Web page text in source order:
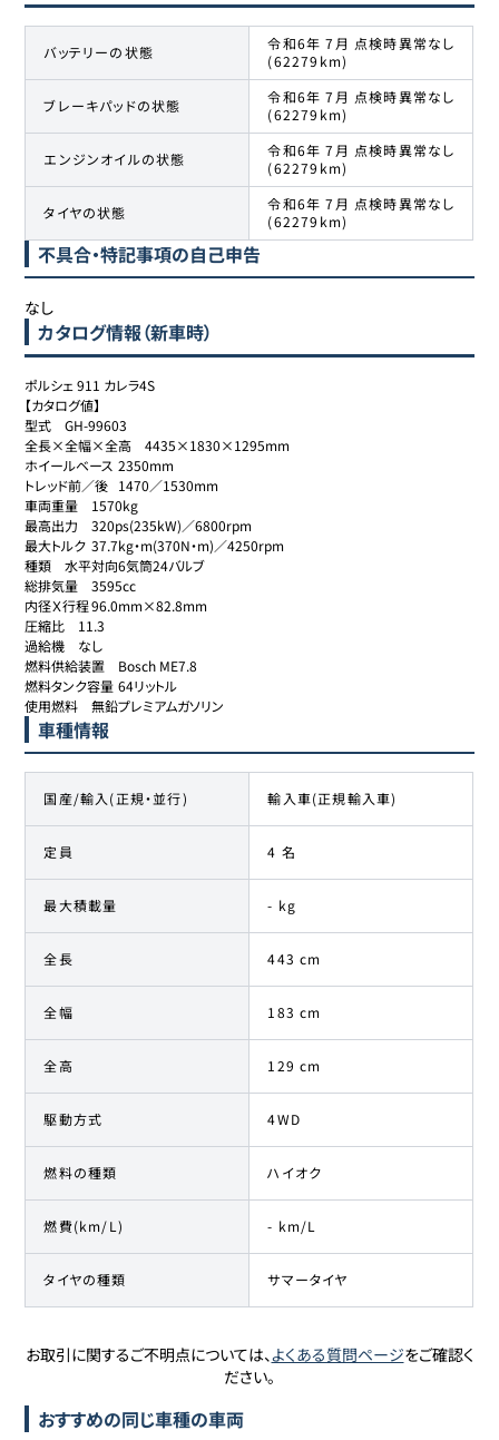
バッテリーの状態
令和6年 7月 点検時異常なし
(62279km)
ブレーキパッドの状態
令和6年 7月 点検時異常なし
(62279km)
エンジンオイルの状態
令和6年 7月 点検時異常なし
(62279km)
タイヤの状態
令和6年 7月 点検時異常なし
(62279km)
不具合・特記事項の自己申告
なし
カタログ情報（新車時）
ポルシェ 911 カレラ4S
【カタログ値】
型式	GH-99603
全長×全幅×全高	4435×1830×1295mm
ホイールベース	2350mm
トレッド前／後	1470／1530mm
車両重量	1570kg
最高出力	320ps(235kW)／6800rpm
最大トルク	37.7kg・m(370N・m)／4250rpm
種類	水平対向6気筒24バルブ
総排気量	3595cc
内径Ｘ行程	96.0mm×82.8mm
圧縮比	11.3
過給機	なし
燃料供給装置	Bosch ME7.8
燃料タンク容量	64リットル
使用燃料	無鉛プレミアムガソリン
車種情報
国産/輸入(正規・並行) 輸入車(正規輸入車)
定員 4 名
最大積載量 - kg
全長 443 cm
全幅 183 cm
全高 129 cm
駆動方式 4WD
燃料の種類 ハイオク
燃費(km/L) - km/L
タイヤの種類 サマータイヤ
お取引に関するご不明点については、よくある質問ページをご確認く
ださい。
おすすめの同じ車種の車両